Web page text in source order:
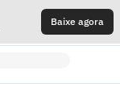
Baixe agora